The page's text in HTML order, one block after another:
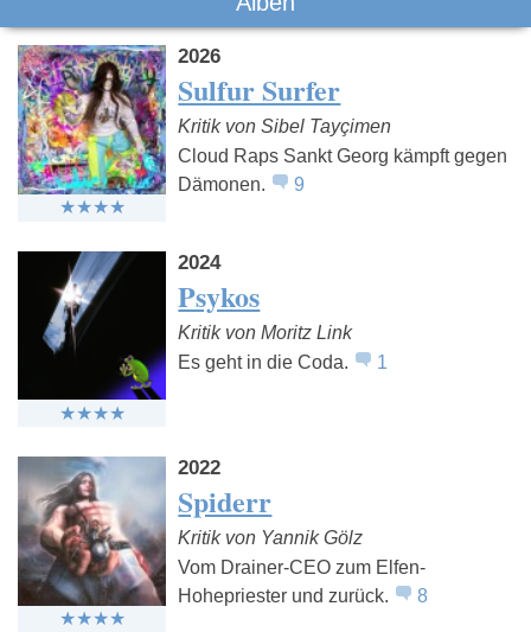
2026
Sulfur Surfer
Kritik von Sibel Tayçimen
Cloud Raps Sankt Georg kämpft gegen
Dämonen.
9
2024
Psykos
Kritik von Moritz Link
Es geht in die Coda.
1
2022
Spiderr
Kritik von Yannik Gölz
Vom Drainer-CEO zum Elfen-
Hohepriester und zurück.
8